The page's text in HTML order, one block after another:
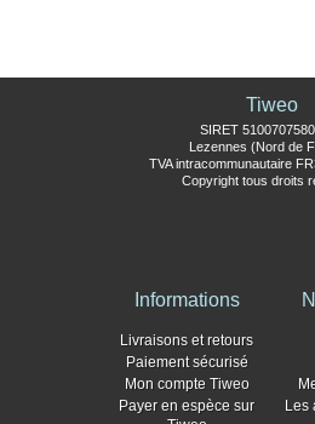
Tiweo
SIRET
Lezennes (Nord de
TVA intracommunautaire
Copyright tous droits
Informations
Livraisons et retours
Paiement sécurisé
Mon compte Tiweo
Payer en espèce sur
Les